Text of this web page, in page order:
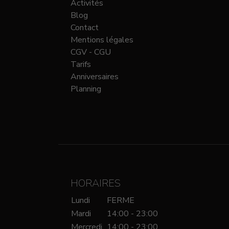
Activités
Blog
Contact
Mentions légales
CGV - CGU
Tarifs
Anniversaires
Planning
HORAIRES
Lundi
FERME
Mardi
14:00 - 23:00